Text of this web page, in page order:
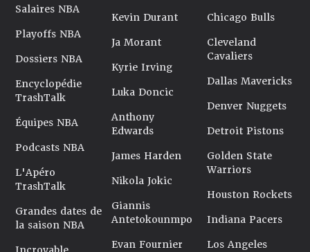
Salaires NBA
Playoffs NBA
Dossiers NBA
Encyclopédie
TrashTalk
Équipes NBA
Podcasts NBA
L'Apéro
TrashTalk
Grandes dates de
la saison NBA
Kevin Durant
Ja Morant
Kyrie Irving
Luka Doncic
Anthony
Edwards
James Harden
Nikola Jokic
Giannis
Antetokounmpo
Evan Fournier
Chicago Bulls
Cleveland
Cavaliers
Dallas Mavericks
Denver Nuggets
Detroit Pistons
Golden State
Warriors
Houston Rockets
Indiana Pacers
Los Angeles